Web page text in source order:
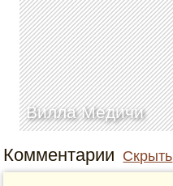
Вилла Медичи
Комментарии Скрыть